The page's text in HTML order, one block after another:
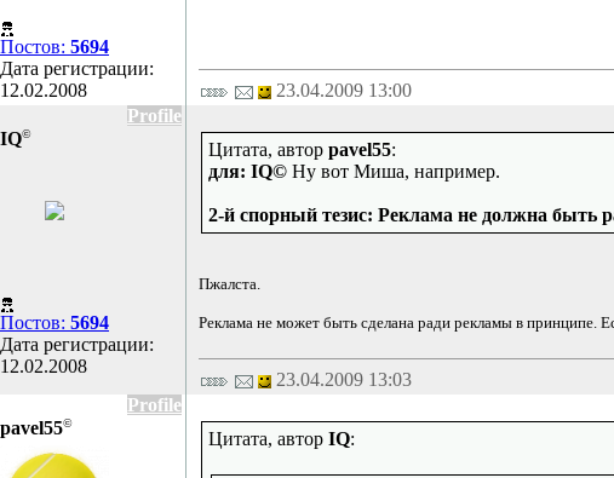
Постов: 5694
Дата регистрации:
12.02.2008
23.04.2009 13:00
Profile
IQ©
Постов: 5694
Дата регистрации:
12.02.2008
Цитата, автор pavel55:
для: IQ© Ну вот Миша, например.
2-й спорный тезис: Реклама не должна быть
Пжалста.
Реклама не может быть сделана ради рекламы в принципе.
23.04.2009 13:03
Profile
pavel55©
Цитата, автор IQ: